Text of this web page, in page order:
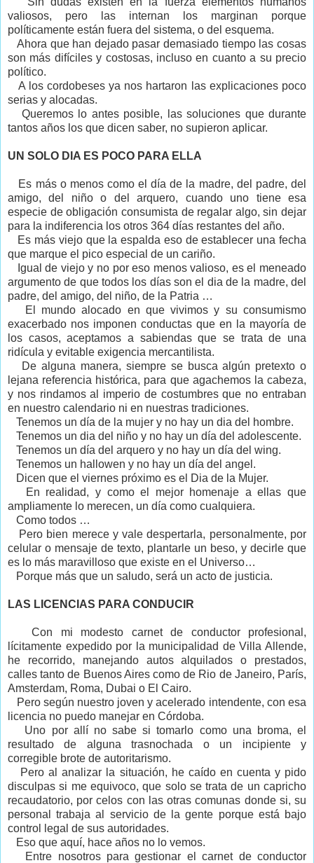
valiosos, pero las internan los marginan porque
políticamente están fuera del sistema, o del esquema.
Ahora que han dejado pasar demasiado tiempo las cosas
son más difíciles y costosas, incluso en cuanto a su precio
político.
A los cordobeses ya nos hartaron las explicaciones poco
serias y alocadas.
Queremos lo antes posible, las soluciones que durante
tantos años los que dicen saber, no supieron aplicar.
UN SOLO DIA ES POCO PARA ELLA
Es más o menos como el día de la madre, del padre, del
amigo, del niño o del arquero, cuando uno tiene esa
especie de obligación consumista de regalar algo, sin dejar
para la indiferencia los otros 364 días restantes del año.
Es más viejo que la espalda eso de establecer una fecha
que marque el pico especial de un cariño.
Igual de viejo y no por eso menos valioso, es el meneado
argumento de que todos los días son el dia de la madre, del
padre, del amigo, del niño, de la Patria …
El mundo alocado en que vivimos y su consumismo
exacerbado nos imponen conductas que en la mayoría de
los casos, aceptamos a sabiendas que se trata de una
ridícula y evitable exigencia mercantilista.
De alguna manera, siempre se busca algún pretexto o
lejana referencia histórica, para que agachemos la cabeza,
y nos rindamos al imperio de costumbres que no entraban
en nuestro calendario ni en nuestras tradiciones.
Tenemos un día de la mujer y no hay un dia del hombre.
Tenemos un dia del niño y no hay un día del adolescente.
Tenemos un día del arquero y no hay un día del wing.
Tenemos un hallowen y no hay un día del angel.
Dicen que el viernes próximo es el Dia de la Mujer.
En realidad, y como el mejor homenaje a ellas que
ampliamente lo merecen, un día como cualquiera.
Como todos …
Pero bien merece y vale despertarla, personalmente, por
celular o mensaje de texto, plantarle un beso, y decirle que
es lo más maravilloso que existe en el Universo…
Porque más que un saludo, será un acto de justicia.
LAS LICENCIAS PARA CONDUCIR
Con mi modesto carnet de conductor profesional,
lícitamente expedido por la municipalidad de Villa Allende,
he recorrido, manejando autos alquilados o prestados,
calles tanto de Buenos Aires como de Rio de Janeiro, París,
Amsterdam, Roma, Dubai o El Cairo.
Pero según nuestro joven y acelerado intendente, con esa
licencia no puedo manejar en Córdoba.
Uno por allí no sabe si tomarlo como una broma, el
resultado de alguna trasnochada o un incipiente y
corregible brote de autoritarismo.
Pero al analizar la situación, he caído en cuenta y pido
disculpas si me equivoco, que solo se trata de un capricho
recaudatorio, por celos con las otras comunas donde si, su
personal trabaja al servicio de la gente porque está bajo
control legal de sus autoridades.
Eso que aquí, hace años no lo vemos.
Entre nosotros para gestionar el carnet de conductor